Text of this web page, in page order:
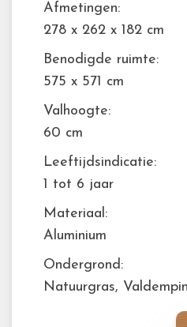
Afmetingen:
278 x 262 x 182 cm
Benodigde ruimte:
575 x 571 cm
Valhoogte:
60 cm
Leeftijdsindicatie:
1 tot 6 jaar
Materiaal:
Aluminium
Ondergrond:
Natuurgras,